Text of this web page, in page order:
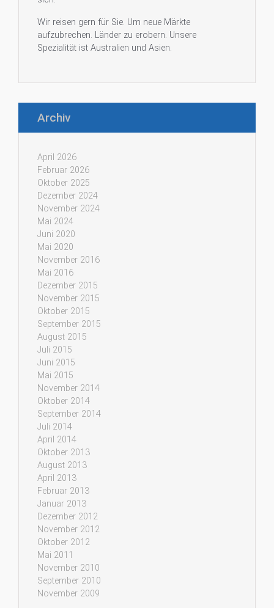
Wir reisen gern für Sie. Um neue Märkte
aufzubrechen. Länder zu erobern. Unsere
Spezialität ist Australien und Asien.
Archiv
April 2026
Februar 2026
Oktober 2025
Dezember 2024
November 2024
Mai 2024
Juni 2020
Mai 2020
November 2016
Mai 2016
Dezember 2015
November 2015
Oktober 2015
September 2015
August 2015
Juli 2015
Juni 2015
Mai 2015
November 2014
Oktober 2014
September 2014
Juli 2014
April 2014
Oktober 2013
August 2013
April 2013
Februar 2013
Januar 2013
Dezember 2012
November 2012
Oktober 2012
Mai 2011
November 2010
September 2010
November 2009